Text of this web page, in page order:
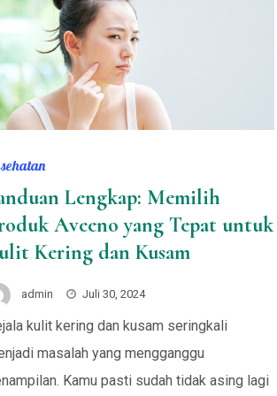
Lengkap: Memilih
Aveeno yang Tepat untuk
Kering dan Kusam
admin Juli 30, 2024
kulit kering dan kusam seringkali
masalah yang mengganggu
Kamu pasti sudah tidak asing lagi